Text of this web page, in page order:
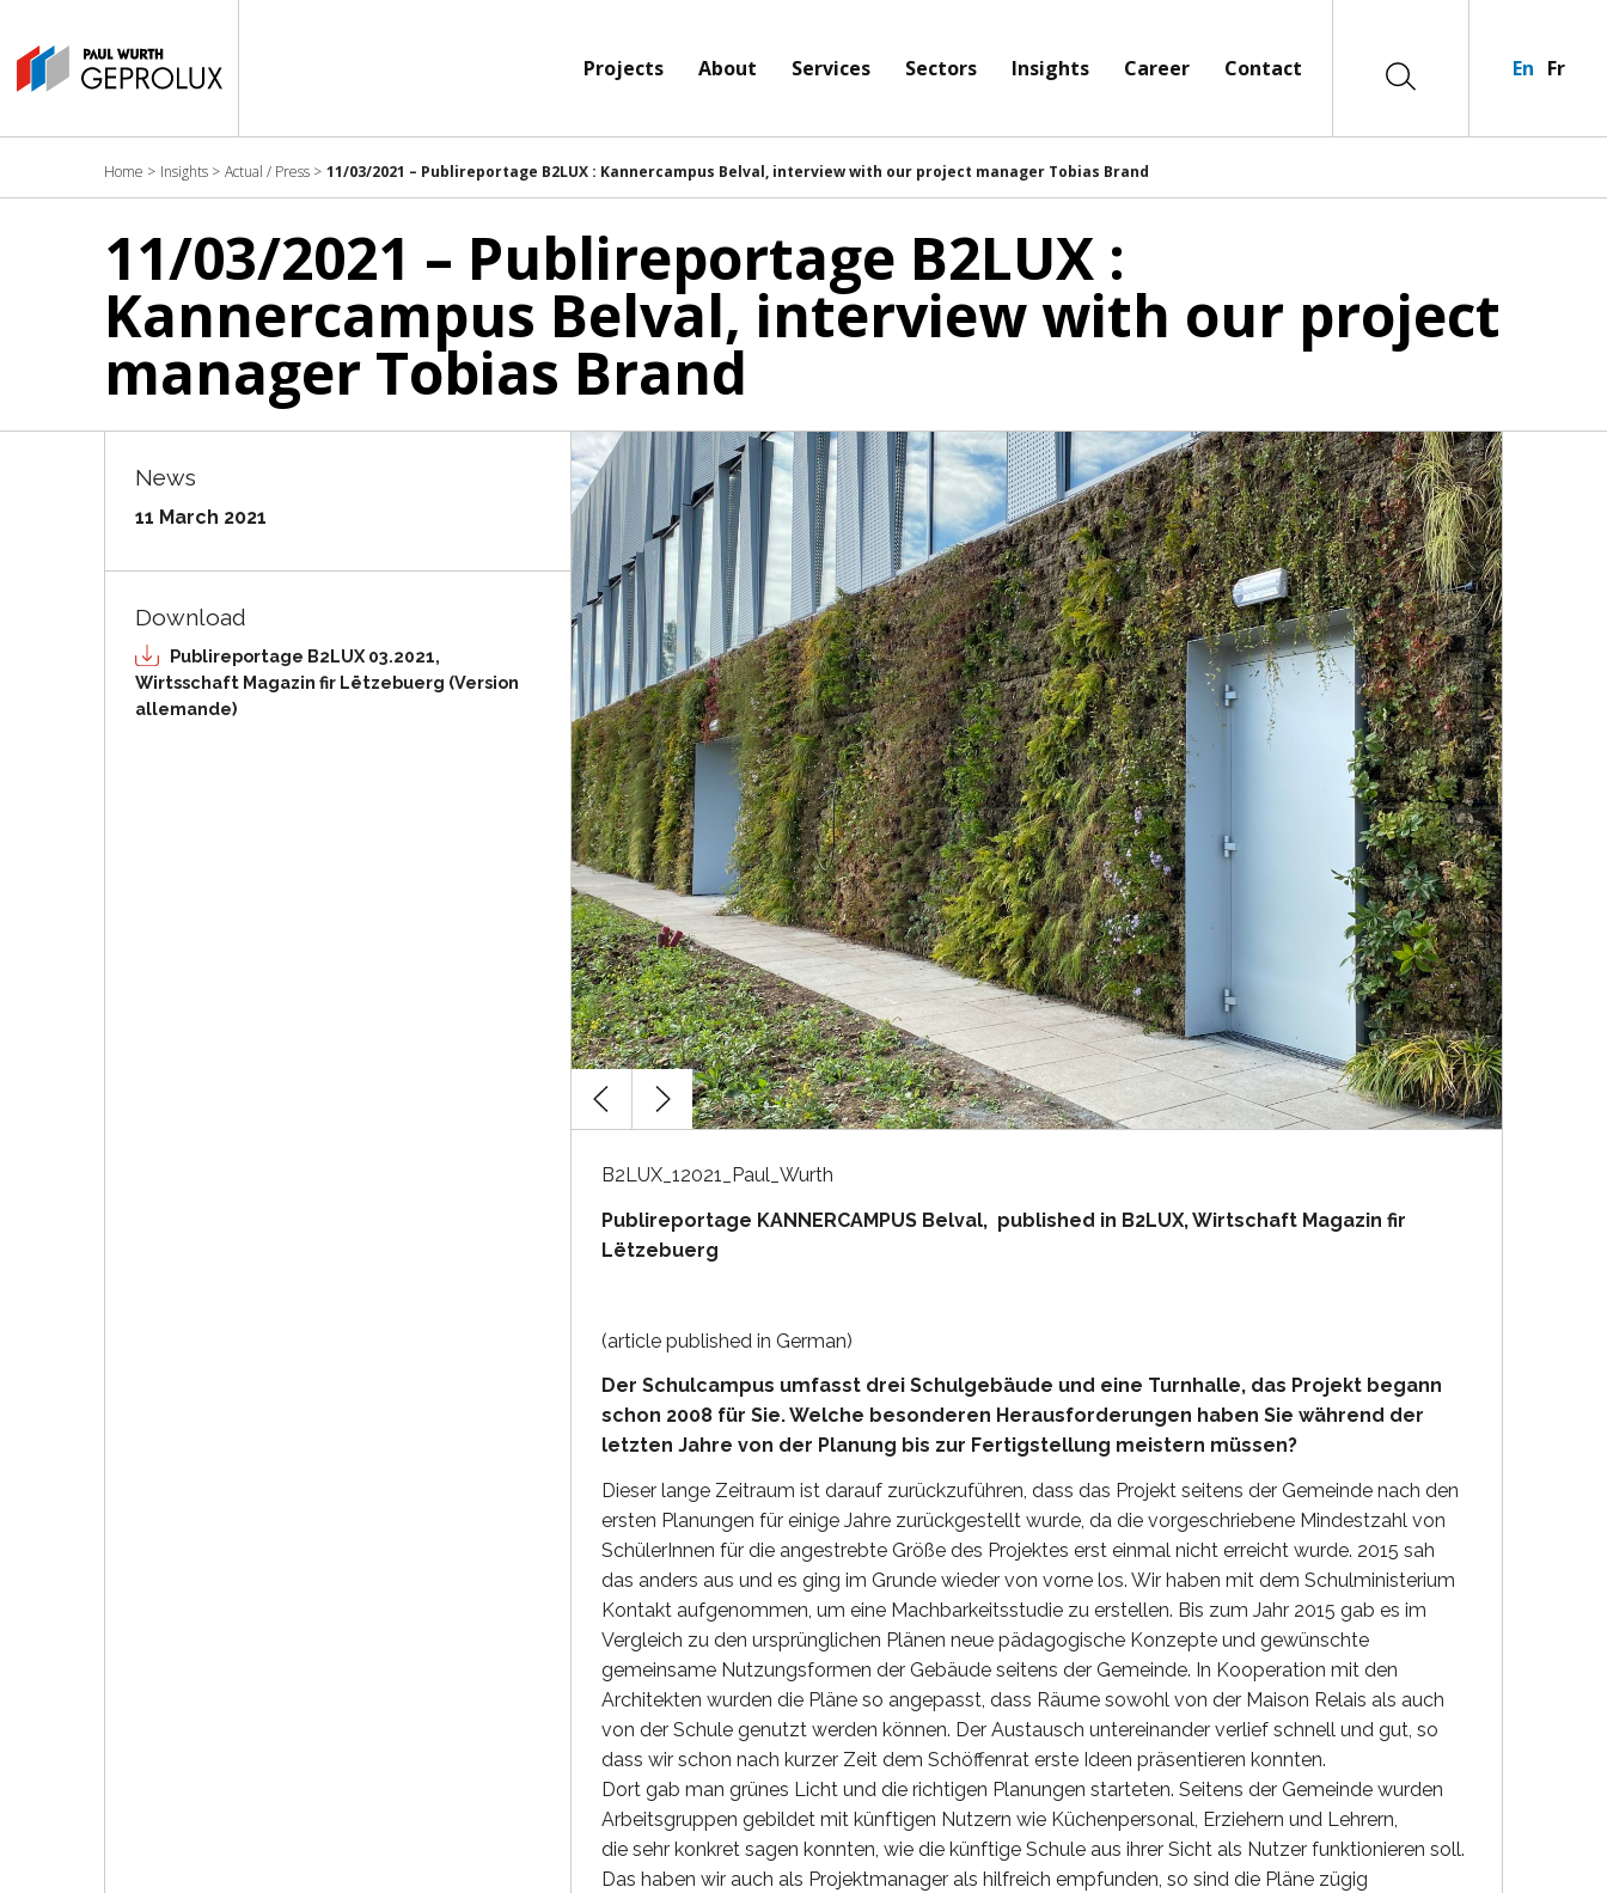
En Fr
Projects About Services Sectors Insights Career Contact
Home > Insights > Actual / Press > 11/03/2021 – Publireportage B2LUX : Kannercampus Belval, interview with our project manager Tobias Brand
11/03/2021 – Publireportage B2LUX :
Kannercampus Belval, interview with our project
manager Tobias Brand
News
11 March 2021
Download
Publireportage B2LUX 03.2021,
Wirtsschaft Magazin fir Lëtzebuerg (Version
allemande)
B2LUX_12021_Paul_Wurth
Publireportage KANNERCAMPUS Belval, published in B2LUX, Wirtschaft Magazin fir
Lëtzebuerg
(article published in German)
Der Schulcampus umfasst drei Schulgebäude und eine Turnhalle, das Projekt begann
schon 2008 für Sie. Welche besonderen Herausforderungen haben Sie während der
letzten Jahre von der Planung bis zur Fertigstellung meistern müssen?
Dieser lange Zeitraum ist darauf zurückzuführen, dass das Projekt seitens der Gemeinde nach den
ersten Planungen für einige Jahre zurückgestellt wurde, da die vorgeschriebene Mindestzahl von
SchülerInnen für die angestrebte Größe des Projektes erst einmal nicht erreicht wurde. 2015 sah
das anders aus und es ging im Grunde wieder von vorne los. Wir haben mit dem Schulministerium
Kontakt aufgenommen, um eine Machbarkeitsstudie zu erstellen. Bis zum Jahr 2015 gab es im
Vergleich zu den ursprünglichen Plänen neue pädagogische Konzepte und gewünschte
gemeinsame Nutzungsformen der Gebäude seitens der Gemeinde. In Kooperation mit den
Architekten wurden die Pläne so angepasst, dass Räume sowohl von der Maison Relais als auch
von der Schule genutzt werden können. Der Austausch untereinander verlief schnell und gut, so
dass wir schon nach kurzer Zeit dem Schöffenrat erste Ideen präsentieren konnten.
Dort gab man grünes Licht und die richtigen Planungen starteten. Seitens der Gemeinde wurden
Arbeitsgruppen gebildet mit künftigen Nutzern wie Küchenpersonal, Erziehern und Lehrern,
die sehr konkret sagen konnten, wie die künftige Schule aus ihrer Sicht als Nutzer funktionieren soll.
Das haben wir auch als Projektmanager als hilfreich empfunden, so sind die Pläne zügig